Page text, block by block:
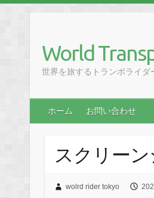
World
世界を旅するトランポライダ
ホーム お問い合わせ
スクリーン
wolrd rider tokyo